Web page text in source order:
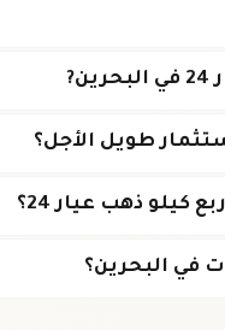
طويل الأجل؟
كيلو ذهب عيار 24؟
في البحرين؟